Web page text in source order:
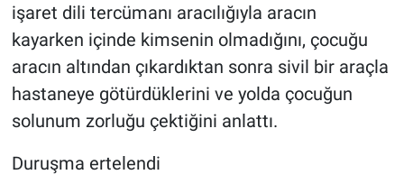
işaret dili tercümanı aracılığıyla aracın
kayarken içinde kimsenin olmadığını, çocuğu
aracın altından çıkardıktan sonra sivil bir araçla
hastaneye götürdüklerini ve yolda çocuğun
solunum zorluğu çektiğini anlattı.
Duruşma ertelendi